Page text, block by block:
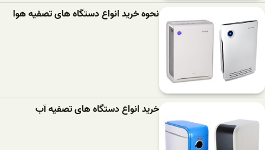
نحوه خرید انواع دستگاه های تصفیه هوا
خرید انواع دستگاه های تصفیه آب